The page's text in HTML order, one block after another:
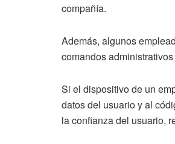
compañía.
Además, algunos
comandos
Si el dispositivo de un
datos del usuario y al
la confianza del usuario,